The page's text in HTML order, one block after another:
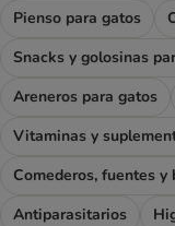
Pienso para gatos
Snacks y golosinas
Areneros para gatos
Antiparasitarios